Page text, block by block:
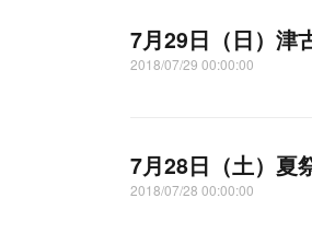
7月29日（日）津
2018/07/29 00:00:00
7月28日（土）夏
2018/07/28 00:00:00